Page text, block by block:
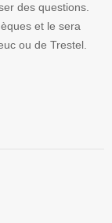
des questions.
et le sera
ou de Trestel.